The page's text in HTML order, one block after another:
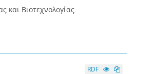
και Βιοτεχνολογίας
RDF